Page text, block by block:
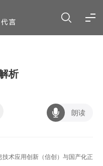
析
朗读
术应用创新（信创）与国产化正